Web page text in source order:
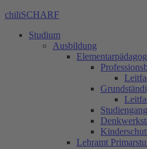
chiliSCHARF
Studium
Ausbildung
Lehramt